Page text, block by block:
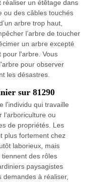
réaliser un étêtage dans
ou des câbles touchés
arbre trop haut,
l’arbre de toucher
un arbre excepté
pour l'arbre. Vous
pour observer
les désastres.
sur 81290
l’individu qui travaille
ou
de propriétés. Les
plus fortement chez
laborieux, mais
des rôles
paysagistes
à réaliser,